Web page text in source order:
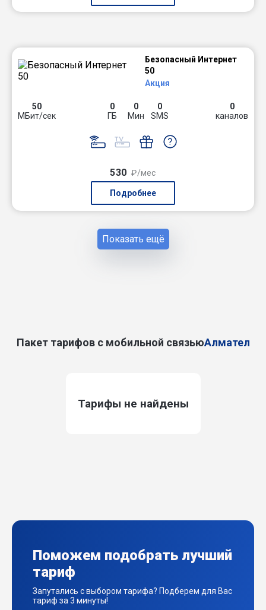
Безопасный Интернет
50
Акция
50
МБит/сек
0
ГБ
0
Мин
0
SMS
0
каналов
530 ₽/мес
Подробнее
Показать ещё
Пакет тарифов с мобильной связьюАлмател
Тарифы не найдены
Поможем подобрать лучший
тариф
Запутались с выбором тарифа? Подберем для Вас
тариф за 3 минуты!